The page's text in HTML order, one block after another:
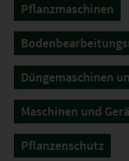
Pflanzmaschinen
Düngemaschinen
Maschinen und
Pflanzenschutz